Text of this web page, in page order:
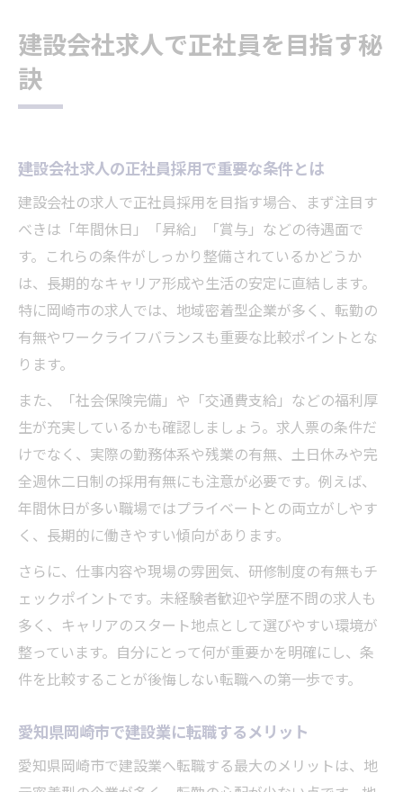
未経験から挑戦できる建設業の現場
未経験でも安心な建設会社求人の特徴
建設会社求人で未経験から正社員になる方
法
資格活かす建設業求人の選び方
資格を活かせる建設会社求人の探し方
建設業求人で評価される主な資格一覧
愛知県岡崎市で資格重視の建設業求人事情
資格取得支援ありの建設会社求人を比較
安定収入を得たい方必見の求人情報
建設会社求人で安定収入を得るための条件
岡崎市の建設業求人で重視すべき待遇
正社員採用で安定収入が得られる求人特集
賞与や昇給がある建設会社求人の見極め方
建設業求人で生活安定を叶えるポイント
建設会社求人なら転勤なしで安心
建設会社求人で転勤なしを選ぶメリット
地元密着の建設会社求人で長く働く方法
家族と暮らせる転勤なし建設会社求人の探
し方
建設会社求人で正社員を目指す秘
訣
建設会社求人の正社員採用で重要な条件とは
建設会社の求人で正社員採用を目指す場合、まず注目す
べきは「年間休日」「昇給」「賞与」などの待遇面で
す。これらの条件がしっかり整備されているかどうか
は、長期的なキャリア形成や生活の安定に直結します。
特に岡崎市の求人では、地域密着型企業が多く、転勤の
有無やワークライフバランスも重要な比較ポイントとな
ります。
また、「社会保険完備」や「交通費支給」などの福利厚
生が充実しているかも確認しましょう。求人票の条件だ
けでなく、実際の勤務体系や残業の有無、土日休みや完
全週休二日制の採用有無にも注意が必要です。例えば、
年間休日が多い職場ではプライベートとの両立がしやす
く、長期的に働きやすい傾向があります。
さらに、仕事内容や現場の雰囲気、研修制度の有無もチ
ェックポイントです。未経験者歓迎や学歴不問の求人も
多く、キャリアのスタート地点として選びやすい環境が
整っています。自分にとって何が重要かを明確にし、条
件を比較することが後悔しない転職への第一歩です。
愛知県岡崎市で建設業に転職するメリット
愛知県岡崎市で建設業へ転職する最大のメリットは、地